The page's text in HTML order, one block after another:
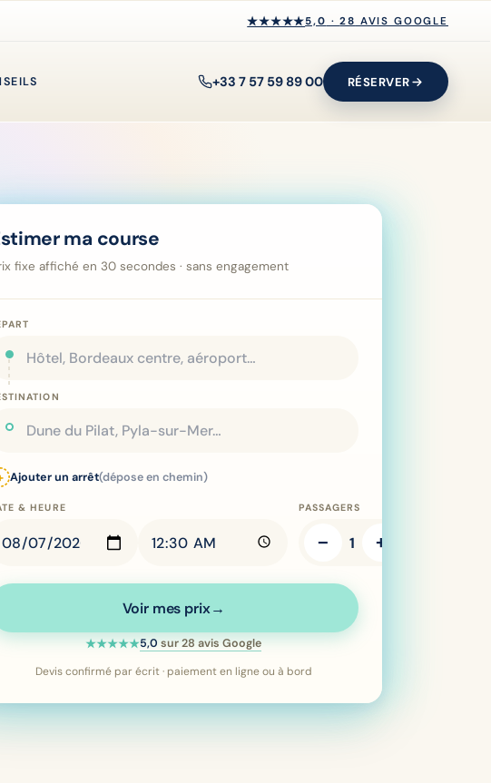
★★★★★
★★★★★5,0 ·28 AVIS GOOGLE
+33 7 57 59 89 00 RÉSERVER
ma course
fixe affiché en 30 secondes · sans engagement
Ajouter un arrêt(dépose en chemin)
& HEURE PASSAGERS
− 1 +
Voir mes prix→
★★★★★Note 5 étoiles sur 5 —
5,0 sur28 avis Google
Devis confirmé par écrit · paiement en ligne ou à bord